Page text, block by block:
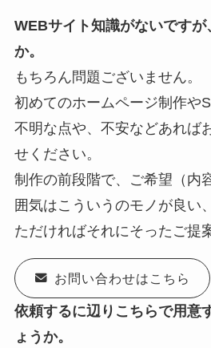
WEBサイト知識がないですが
か。
もちろん問題ございません。
初めてのホームページ制作や
不明な点や、不安などあれば
せください。
制作の前段階で、ご希望（内
囲気はこういうのモノが良い
ただければそれにそったご提
お問い合わせはこちら
依頼するに辺りこちらで用意
ょうか。